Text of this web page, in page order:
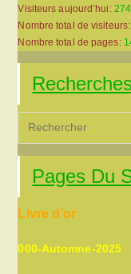
Visiteurs aujourd’hui: 274
Nombre total de
Nombre total de pages:
Recherches
Pages Du
Livre d’or
000-Automne-2025